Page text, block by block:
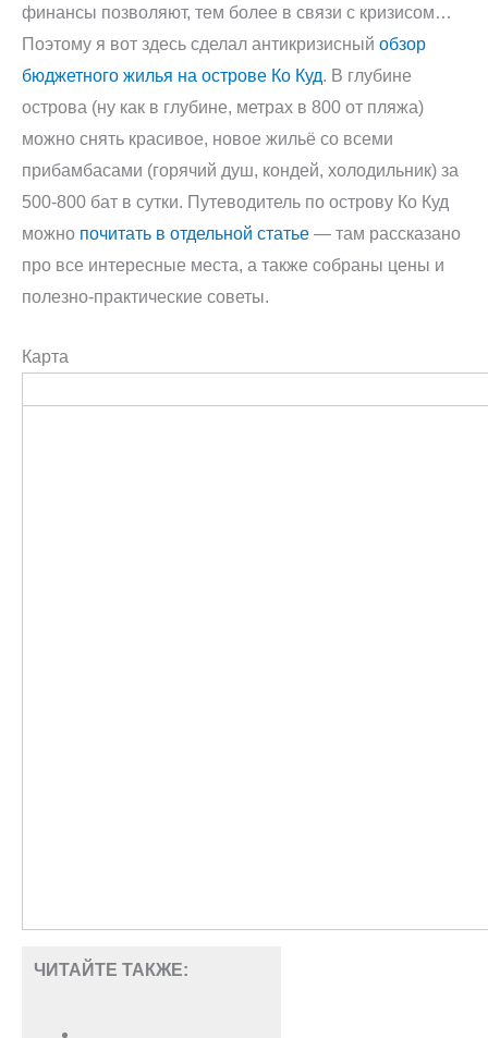
финансы позволяют, тем более в связи с кризисом…
Поэтому я вот здесь сделал антикризисный обзор
бюджетного жилья на острове Ко Куд. В глубине
острова (ну как в глубине, метрах в 800 от пляжа)
можно снять красивое, новое жильё со всеми
прибамбасами (горячий душ, кондей, холодильник) за
500-800 бат в сутки. Путеводитель по острову Ко Куд
можно почитать в отдельной статье — там рассказано
про все интересные места, а также собраны цены и
полезно-практические советы.
Карта
ЧИТАЙТЕ ТАКЖЕ: